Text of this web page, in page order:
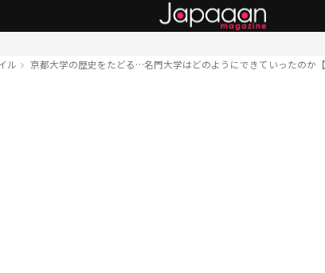
ル 京都大学の歴史をたどる…名門大学はどのようにできていったのか【